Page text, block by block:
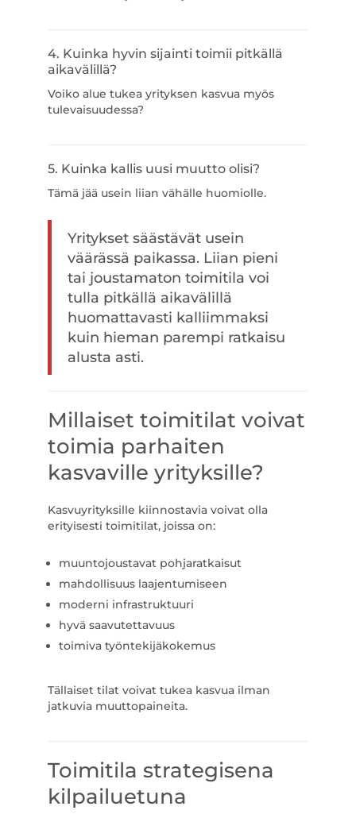
4. Kuinka hyvin sijainti toimii pitkällä
aikavälillä?
Voiko alue tukea yrityksen kasvua myös
tulevaisuudessa?
5. Kuinka kallis uusi muutto olisi?
Tämä jää usein liian vähälle huomiolle.
Yritykset säästävät usein
väärässä paikassa. Liian pieni
tai joustamaton toimitila voi
tulla pitkällä aikavälillä
huomattavasti kalliimmaksi
kuin hieman parempi ratkaisu
alusta asti.
Millaiset toimitilat voivat
toimia parhaiten
kasvaville yrityksille?
Kasvuyrityksille kiinnostavia voivat olla
erityisesti toimitilat, joissa on:
muuntojoustavat pohjaratkaisut
mahdollisuus laajentumiseen
moderni infrastruktuuri
hyvä saavutettavuus
toimiva työntekijäkokemus
Tällaiset tilat voivat tukea kasvua ilman
jatkuvia muuttopaineita.
Toimitila strategisena
kilpailuetuna